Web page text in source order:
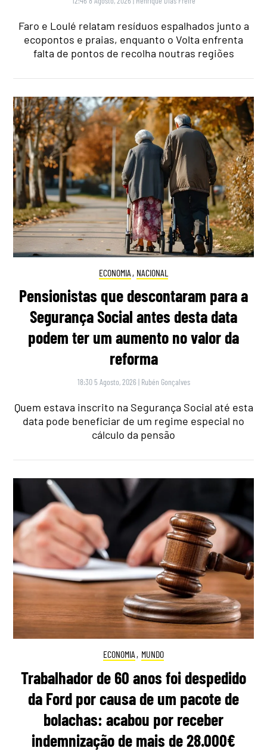
Faro e Loulé relatam resíduos espalhados junto a
ecopontos e praias, enquanto o Volta enfrenta
falta de pontos de recolha noutras regiões
ECONOMIA , NACIONAL
Pensionistas que descontaram para a
Segurança Social antes desta data
podem ter um aumento no valor da
reforma
18:30 5 Agosto, 2026 | Rubén Gonçalves
Quem estava inscrito na Segurança Social até esta
data pode beneficiar de um regime especial no
cálculo da pensão
ECONOMIA , MUNDO
Trabalhador de 60 anos foi despedido
da Ford por causa de um pacote de
bolachas: acabou por receber
indemnização de mais de 28.000€